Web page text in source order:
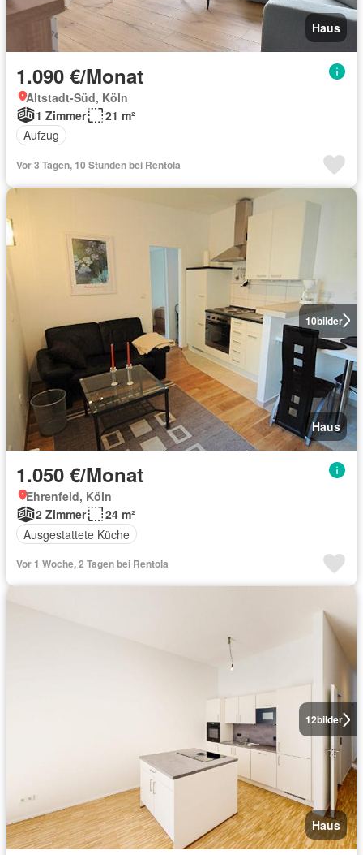
Haus
1.090 €/Monat
Altstadt-Süd, Köln
1 Zimmer
21 m²
Aufzug
Vor 3 Tagen, 10 Stunden bei Rentola
10bilder
Haus
1.050 €/Monat
Ehrenfeld, Köln
2 Zimmer
24 m²
Ausgestattete Küche
Vor 1 Woche, 2 Tagen bei Rentola
12bilder
Haus